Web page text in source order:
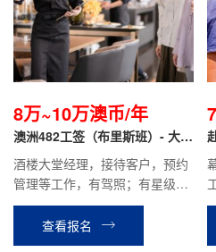
8万~10万澳币/年
澳洲482工签（布里斯班）- 大堂
酒楼大堂经理，接待客户，预约
管理等工作，有驾照；有星级酒
店或连锁餐厅大堂经理工作经
验，形象气质佳；性格开朗，善
于沟通，有上进心，工作主动性
查看报名